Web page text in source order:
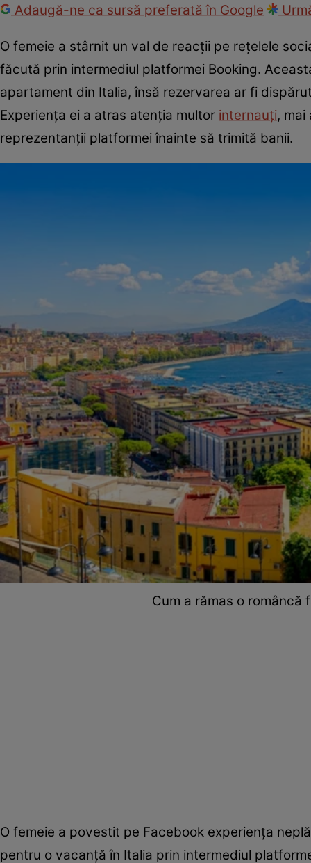
Adaugă-ne ca sursă preferată în Google
O femeie a stârnit un val de reacții pe rețelele
făcută prin intermediul platformei Booking.
apartament din Italia, însă rezervarea ar fi
Experiența ei a atras atenția multor internauți,
reprezentanții platformei înainte să trimită banii.
Cum a rămas o
O femeie a povestit pe Facebook experiența
pentru o vacanță în Italia prin intermediul